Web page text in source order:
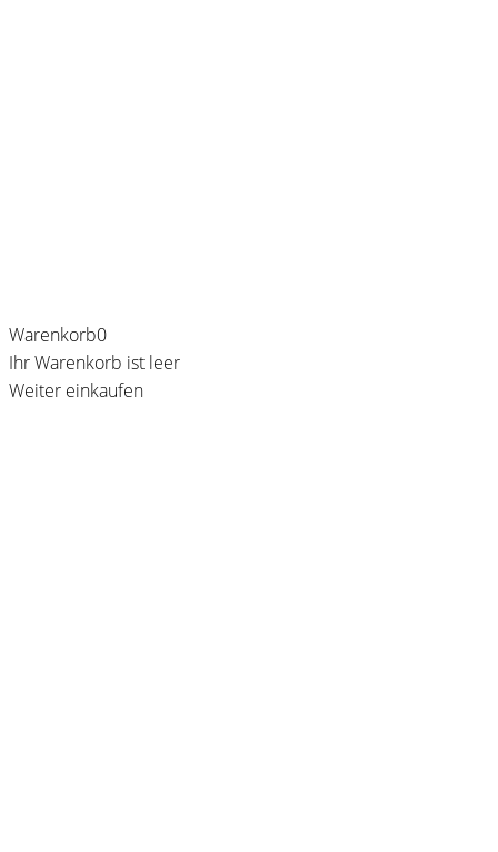
Warenkorb0
Ihr Warenkorb ist leer
Weiter einkaufen